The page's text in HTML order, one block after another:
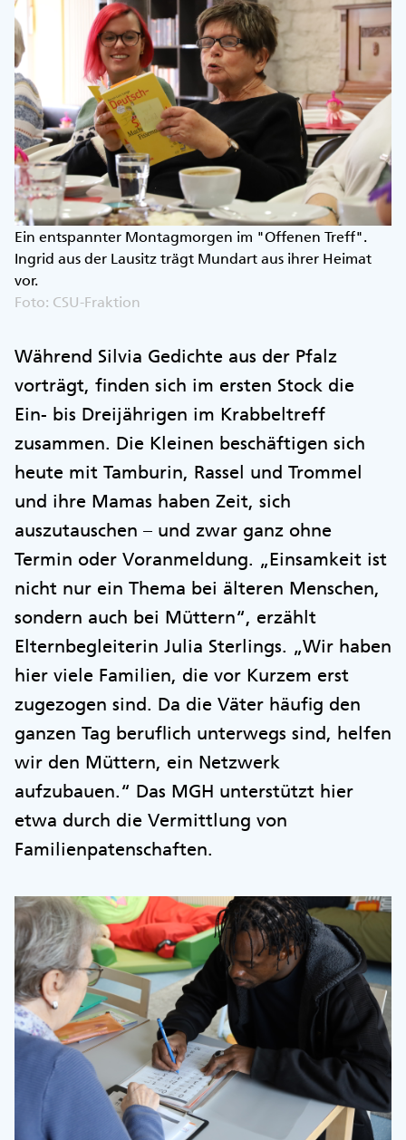
Ein entspannter Montagmorgen im "Offenen Treff".
Ingrid aus der Lausitz trägt Mundart aus ihrer Heimat
vor.
Foto: CSU-Fraktion
Während Silvia Gedichte aus der Pfalz
vorträgt, finden sich im ersten Stock die
Ein- bis Dreijährigen im Krabbeltreff
zusammen. Die Kleinen beschäftigen sich
heute mit Tamburin, Rassel und Trommel
und ihre Mamas haben Zeit, sich
auszutauschen – und zwar ganz ohne
Termin oder Voranmeldung. „Einsamkeit ist
nicht nur ein Thema bei älteren Menschen,
sondern auch bei Müttern“, erzählt
Elternbegleiterin Julia Sterlings. „Wir haben
hier viele Familien, die vor Kurzem erst
zugezogen sind. Da die Väter häufig den
ganzen Tag beruflich unterwegs sind, helfen
wir den Müttern, ein Netzwerk
aufzubauen.“ Das MGH unterstützt hier
etwa durch die Vermittlung von
Familienpatenschaften.